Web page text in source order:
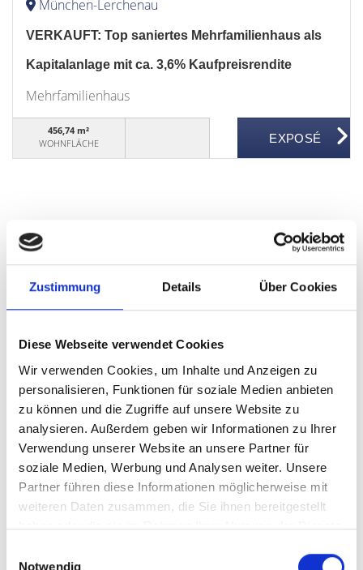
Zustimmung Details Über Cookies
Diese Webseite verwendet Cookies
Wir verwenden Cookies, um Inhalte und Anzeigen zu
personalisieren, Funktionen für soziale Medien anbieten
zu können und die Zugriffe auf unsere Website zu
analysieren. Außerdem geben wir Informationen zu Ihrer
Verwendung unserer Website an unsere Partner für
soziale Medien, Werbung und Analysen weiter. Unsere
Partner führen diese Informationen möglicherweise mit
weiteren Daten zusammen, die Sie ihnen bereitgestellt
haben oder die sie im Rahmen Ihrer Nutzung der Dienste
Notwendig
München-Lerchenau
VERKAUFT: Top saniertes Mehrfamilienhaus als
Kapitalanlage mit ca. 3,6% Kaufpreisrendite
Mehrfamilienhaus
456,74 m²
WOHNFLÄCHE
München-Lerchenau Krailling München
Höhenkirchen-Siegertsbrunn Freystadt
Germering
Puschendorf Schwarzenbruck Taufkirchen Ingolstadt
München / Milbertshofen-Am Hart Illesheim
Erlangen Sauerlach / Grafing Garching Nürnberg
München / Trudering Zirndorf Landsberied Cadolzburg
Ammerndorf Planegg Dachau Burgthann Gilching
Gräfelfing Fürth Immobilienverkauf München
Makler Nürnberg
Häuser Hauskauf Immobilienkauf Immo
Immobilien